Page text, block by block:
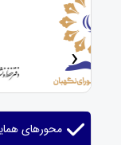
›
محورهای